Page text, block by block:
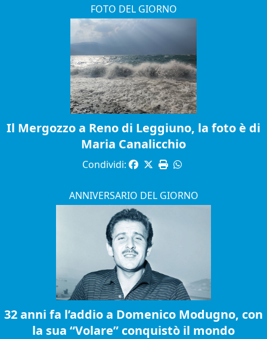
FOTO DEL GIORNO
Il Mergozzo a Reno di Leggiuno, la foto è di
Maria Canalicchio
Condividi:
ANNIVERSARIO DEL GIORNO
32 anni fa l’addio a Domenico Modugno, con
la sua “Volare” conquistò il mondo